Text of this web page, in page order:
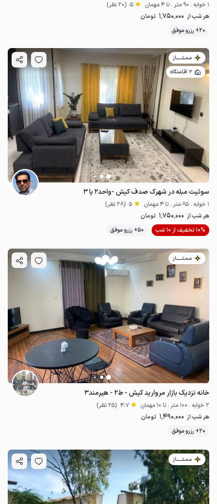
2.3میلیون ت 4.9
1 خوابه . 90 متر . تا 4 مهمان 5 (20 نظر)
هر شب از 1٬750٬000 تومان
20+ رزرو موفق
مـمـتــــــاز
2 اقامتگاه
سوئیت مبله در شهرک صدف کیش -واحد۲ یا ۳
1 خوابه . 85 متر . تا 4 مهمان 5 (28 نظر)
هر شب از 1٬750٬000 تومان
10% تخفیف از 10 شب
50+ رزرو موفق
مـمـتــــــاز
خانه نزدیک بازار مروارید کیش - ط۲ - هیرمند۳
2 خوابه . 100 متر . تا 10 مهمان 4.7 (25 نظر)
هر شب از 1٬490٬000 تومان
20+ رزرو موفق
مـمـتــــــاز